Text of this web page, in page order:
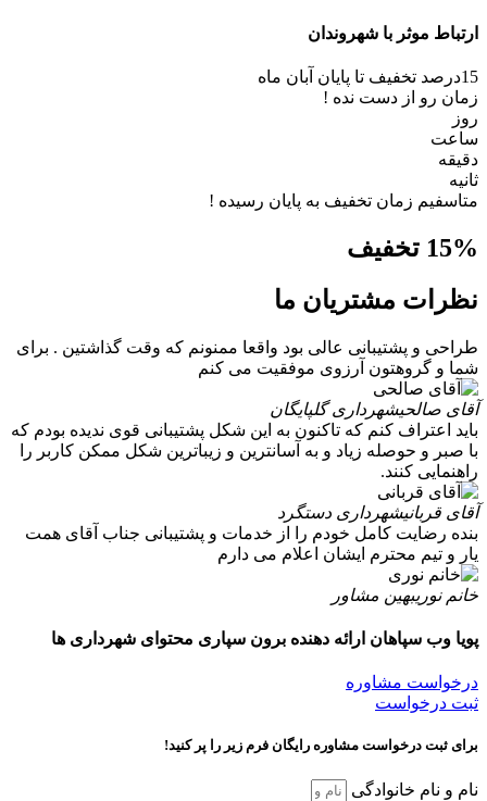
ارتباط موثر با شهروندان
15درصد
تخفیف تا پایان آبان ماه
زمان رو از دست نده !
روز
ساعت
دقیقه
ثانیه
متاسفیم زمان تخفیف به پایان رسیده !
15% تخفیف
نظرات مشتریان ما
طراحی و پشتیبانی عالی بود واقعا ممنونم که وقت گذاشتین . برای
شما و گروهتون آرزوی موفقیت می کنم
آقای صالحیشهرداری گلپایگان
باید اعتراف کنم که تاکنون به این شکل پشتیبانی قوی ندیده بودم که
با صبر و حوصله زیاد و به آسانترین و زیباترین شکل ممکن کاربر را
راهنمایی کنند.
آقای قربانیشهرداری دستگرد
بنده رضایت کامل خودم را از خدمات و پشتیبانی جناب آقای همت
یار و تیم محترم ایشان اعلام می دارم
خانم نوریبهین مشاور
پویا وب سپاهان ارائه دهنده برون سپاری محتوای شهرداری ها
درخواست مشاوره
ثبت درخواست
برای ثبت درخواست مشاوره رایگان فرم زیر را پر کنید!
نام و نام خانوادگی